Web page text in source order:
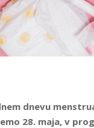
dnevu
28. maja, v